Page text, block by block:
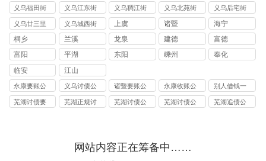
讨债公司
讨债公司
讨债公司
讨债公司
道讨债公司
义乌福田街
道讨债公司
义乌江东街
道讨债公司
义乌稠江街
道讨债公司
义乌北苑街
道讨债公司
义乌后宅街
道讨债公司
义乌廿三里
街道讨债公
司
义乌城西街
道讨债公司
上虞 诸暨
海宁
桐乡
兰溪 龙泉 建德
富德
富阳
平湖 东阳 嵊州
奉化
临安
江山
永康要账公
司
义乌讨债公
司
诸暨要账公
司
永康收账公
司
别人借钱一
直不还怎么
芜湖讨债要
芜湖正规讨
芜湖讨债公
芜湖讨债公
芜湖追债公
网站内容正在筹备中……